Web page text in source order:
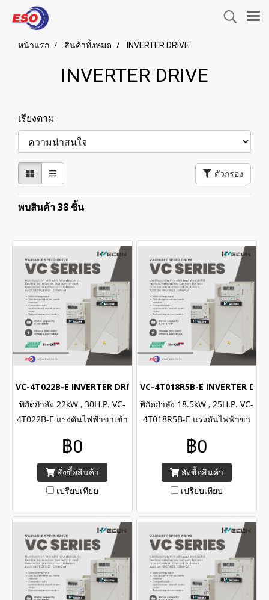
หน้าแรก สินค้าทั้งหมด INVERTER DRIVE
INVERTER DRIVE
เรียงตาม
ตัวกรอง
พบสินค้า 38 ชิ้น
VC-4T022B-E INVERTER DRIVE (3Phase 380VAC/22kW,30H.P.)
พิกัดกำลัง 22kW , 30H.P. VC-
4T022B-E แรงดันไฟฟ้าขาเข้า
INVERTER VC Series Input 3
Phase 380-480VAC, Power
22kW , 30H.P.
฿0
สั่งซื้อสินค้า
เปรียบเทียบ
VC-4T018R5B-E INVERTER
พิกัดกำลัง 18.5kW , 25H.P. VC-
4T018R5B-E แรงดันไฟฟ้าขา
WECON INVERTER VC Series
Input 3 Phase 380-480VAC,
Power 18.5kW , 25H.P.
฿0
สั่งซื้อสินค้า
เปรียบเทียบ